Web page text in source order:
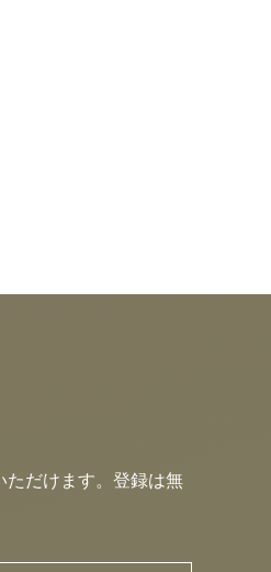
ただけます。登録は無